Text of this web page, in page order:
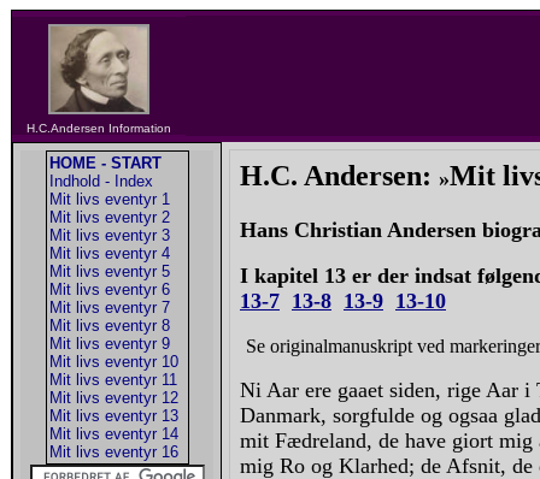
H.C.Andersen Information
HOME - START
Indhold - Index
Mit livs eventyr 1
Mit livs eventyr 2
Mit livs eventyr 3
Mit livs eventyr 4
Mit livs eventyr 5
Mit livs eventyr 6
Mit livs eventyr 7
Mit livs eventyr 8
Mit livs eventyr 9
Mit livs eventyr 10
Mit livs eventyr 11
Mit livs eventyr 12
Mit livs eventyr 13
Mit livs eventyr 14
Mit livs eventyr 16
H.C. Andersen: »Mit
Hans Christian Andersen
I kapitel 13 er der indsat
13-7 13-8 13-9 13-10
Se originalmanuskript ved
Ni Aar ere gaaet siden, rige Aar
Danmark, sorgfulde og ogsaa
mit Fædreland, de have giort mig
mig Ro og Klarhed; de Afsnit,